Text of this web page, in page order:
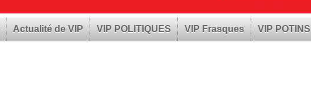
Actualité de VIP VIP POLITIQUES VIP Frasques VIP POTINS